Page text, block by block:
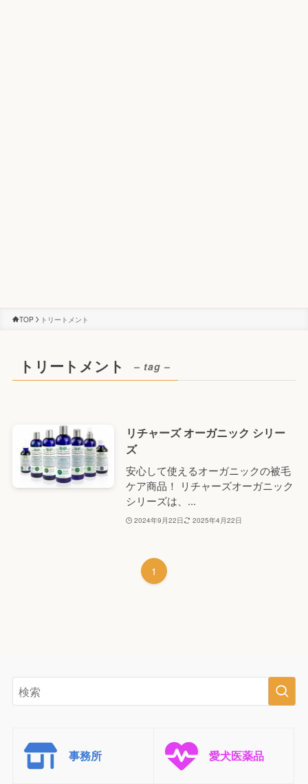
TOP トリートメント
トリートメント – tag –
リチャーズ オーガニック シリー
ズ
安心して使えるオーガニックの被毛
ケア商品！ リチャーズオーガニック
シリーズは、...
2024年9月22日 2025年4月22日
1
事務所 愛犬医薬品